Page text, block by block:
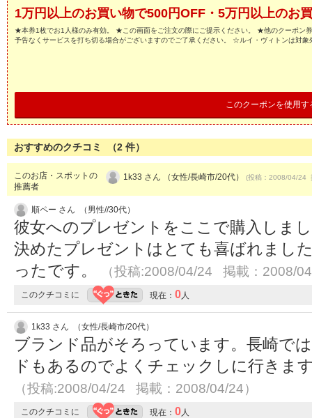
1万円以上のお買い物で500円OFF・5万円以上のお
★本券1枚でお1人様のみ有効。 ★この画面をご注文の際にご提示ください。 ★他のクーポン
予告なくサービスを打ち切る場合がございますのでご了承ください。 ☆ルイ・ヴィトンは対象
このクーポンを使用す
おすすめのクチコミ （2 件）
このお店・スポットの
推薦者
1k33 さん （女性/長崎市/20代） (投稿：2008/04/24
順ペー さん （男性//30代）
彼女へのプレゼントをここで購入しま
決めたプレゼントはとても喜ばれまし
ったです。
（投稿:2008/04/24 掲載：2008/
このクチコミに 現在： 0人
1k33 さん （女性/長崎市/20代）
ブランド品がそろっています。長崎で
ドもあるのでよくチェックしに行きま
（投稿:2008/04/24 掲載：2008/04/24）
このクチコミに 現在： 0人